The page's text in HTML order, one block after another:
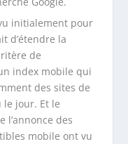
initialement pour
d’étendre la
de
index mobile qui
des sites de
le jour. Et le
l’annonce des
mobile ont vu